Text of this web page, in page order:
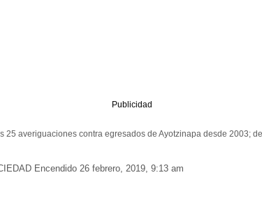
Publicidad
25 averiguaciones contra egresados de Ayotzinapa desde 2003;
Encendido 26 febrero, 2019, 9:13 am